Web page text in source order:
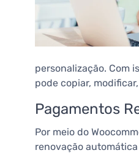
personalização. Com
pode copiar,
Pagamentos
Por meio do
renovação